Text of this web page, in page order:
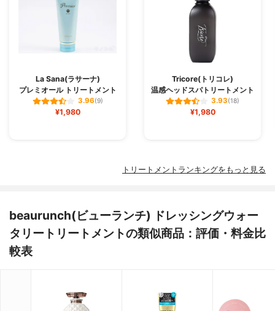
La Sana(ラサーナ)
プレミオール トリートメント
3.96(9)
¥1,980
Tricore(トリコレ)
温感ヘッドスパトリートメント
3.93(18)
¥1,980
トリートメントランキングをもっと見る
beaurunch(ビューランチ) ドレッシングウォー
タリートリートメントの類似商品：評価・料金比
較表